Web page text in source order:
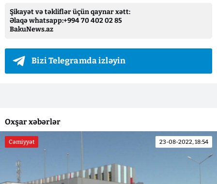
Şikayət və təkliflər üçün qaynar xətt:
Əlaqə whatsapp:+994 70 402 02 85
BakuNews.az
Bizi Telegramda izləyin
Oxşar xəbərlər
Cəmiyyət 23-08-2022, 18:54